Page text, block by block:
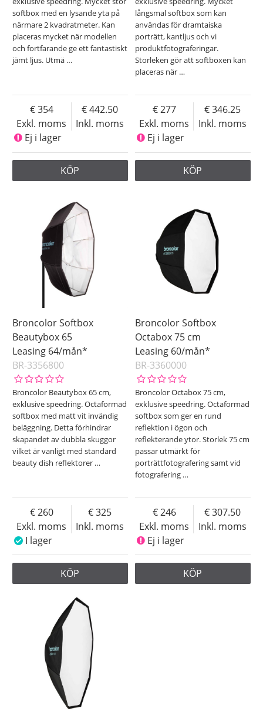
softbox med en lysande yta på
närmare 2 kvadratmeter. Kan
placeras mycket när modellen
och fortfarande ge ett fantastiskt
jämt ljus. Utmä …
Exkl. moms
354
Inkl. moms
442.50
Ej i lager
KÖP
långsmal softbox som kan
användas för dramtaiska
porträtt, kantljus och vi
produktfotograferingar.
Storleken gör att softboxen kan
placeras när …
Exkl. moms
277
Inkl. moms
346.25
Ej i lager
KÖP
Broncolor Softbox
Beautybox 65
Leasing 64/mån*
BR-3356800
Broncolor Beautybox 65 cm,
exklusive speedring. Octaformad
softbox med matt vit invändig
beläggning. Detta förhindrar
skapandet av dubbla skuggor
vilket är vanligt med standard
beauty dish reflektorer …
Exkl. moms
260
Inkl. moms
325
I lager
KÖP
Broncolor Softbox
Octabox 75 cm
Leasing 60/mån*
BR-3360000
Broncolor Octabox 75 cm,
exklusive speedring. Octaformad
softbox som ger en rund
reflektion i ögon och
reflekterande ytor. Storlek 75 cm
passar utmärkt för
porträttfotografering samt vid
fotografering …
Exkl. moms
246
Inkl. moms
307.50
Ej i lager
KÖP